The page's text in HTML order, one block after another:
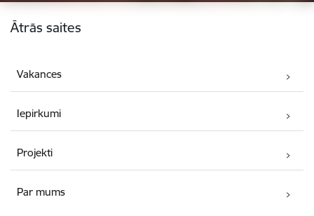
Kājene
Ātrās saites
Vakances
Iepirkumi
Projekti
Par mums